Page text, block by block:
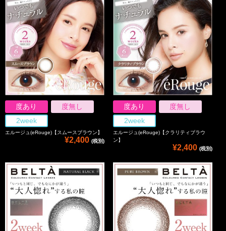
度あり
度無し
2week
エルージュ(eRouge)【スムースブラウン】
¥2,400 (税別)
度あり
度無し
2week
エルージュ(eRouge)【クラリティブラウ
ン】
¥2,400 (税別)